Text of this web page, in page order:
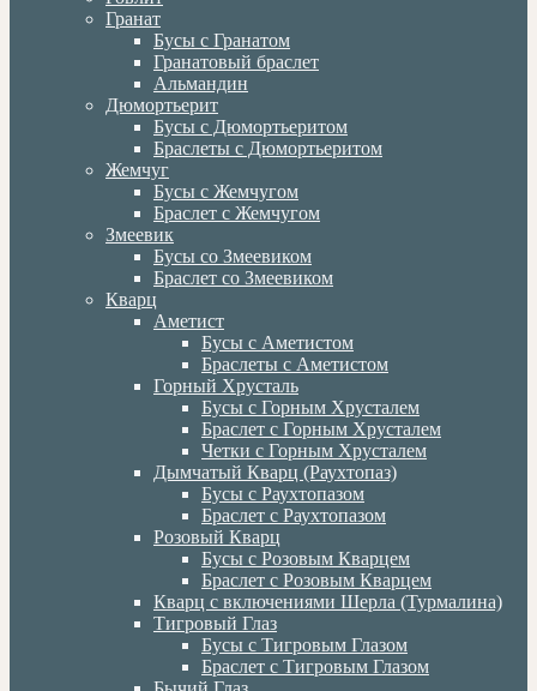
Гранат
Бусы с Гранатом
Гранатовый браслет
Альмандин
Дюмортьерит
Бусы с Дюмортьеритом
Браслеты с Дюмортьеритом
Жемчуг
Бусы с Жемчугом
Браслет с Жемчугом
Змеевик
Бусы со Змеевиком
Браслет со Змеевиком
Кварц
Аметист
Бусы с Аметистом
Браслеты с Аметистом
Горный Хрусталь
Бусы с Горным Хрусталем
Браслет с Горным Хрусталем
Четки с Горным Хрусталем
Дымчатый Кварц (Раухтопаз)
Бусы с Раухтопазом
Браслет с Раухтопазом
Розовый Кварц
Бусы с Розовым Кварцем
Браслет с Розовым Кварцем
Кварц с включениями Шерла (Турмалина)
Тигровый Глаз
Бусы с Тигровым Глазом
Браслет с Тигровым Глазом